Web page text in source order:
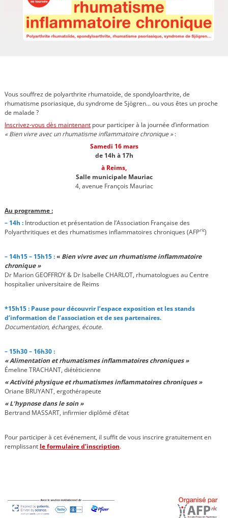
Vous souffrez de polyarthrite rhumatoïde, de spondyloarthrite, de
rhumatisme psoriasique, du syndrome de Sjögren… ou vous êtes un proche
de malade ?
Inscrivez-vous dès maintenant pour participer à la journée d’information
« Bien vivre avec un rhumatisme inflammatoire chronique »:
Samedi 16 mars
de 14h à 17h
à Reims,
Salle municipale Mauriac
4, avenue François Mauriac
Au programme :
– 14h : Introduction et présentation de l’Association Française des
Polyarthritiques et des rhumatismes inflammatoires chroniques (AFPric)
– 14h15 – 15h15 :« Bien vivre avec un rhumatisme inflammatoire
chronique »
Dr Marion GEOFFROY & Dr Isabelle CHARLOT, rhumatologues au Centre
hospitalier universitaire de Reims
*15h15 : Pause pour découvrir l’espace exposition et les stands
d’information de l’association et de ses partenaires.
Documentation, échanges, écoute.
– 15h30 – 16h30 :
« Alimentation et rhumatismes inflammatoires chroniques »
Émeline TRACHANT, diététicienne
« Activité physique et rhumatismes inflammatoires chroniques »
Oriane BRUYANT, ergothérapeute
« L’hypnose dans le soin »
Bertrand MASSART, infirmier diplômé d’état
Pour participer à cet événement, il suffit de vous inscrire gratuitement en
remplissant le formulaire d’inscription.